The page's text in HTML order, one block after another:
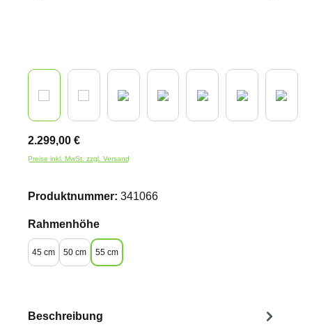
2.299,00 €
Preise inkl. MwSt. zzgl. Versand
Produktnummer: 341066
Rahmenhöheauswählen
45 cm 50 cm 55 cm
Beschreibung